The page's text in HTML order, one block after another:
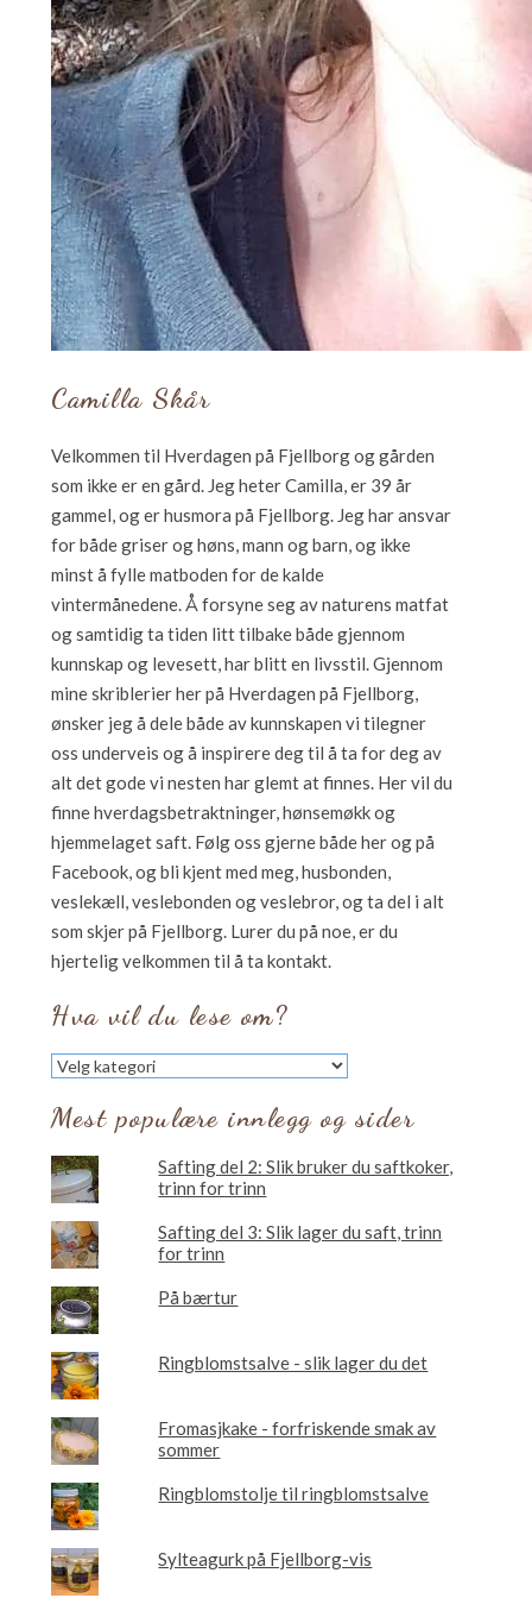
Camilla Skår
Velkommen til Hverdagen på Fjellborg og gården
som ikke er en gård. Jeg heter Camilla, er 39 år
gammel, og er husmora på Fjellborg. Jeg har ansvar
for både griser og høns, mann og barn, og ikke
minst å fylle matboden for de kalde
vintermånedene. Å forsyne seg av naturens matfat
og samtidig ta tiden litt tilbake både gjennom
kunnskap og levesett, har blitt en livsstil. Gjennom
mine skriblerier her på Hverdagen på Fjellborg,
ønsker jeg å dele både av kunnskapen vi tilegner
oss underveis og å inspirere deg til å ta for deg av
alt det gode vi nesten har glemt at finnes. Her vil du
finne hverdagsbetraktninger, hønsemøkk og
hjemmelaget saft. Følg oss gjerne både her og på
Facebook, og bli kjent med meg, husbonden,
veslekæll, veslebonden og veslebror, og ta del i alt
som skjer på Fjellborg. Lurer du på noe, er du
hjertelig velkommen til å ta kontakt.
Hva vil du lese om?
Hva
vil
du
lese
Mest populære innlegg og sider
Safting del 2: Slik bruker du saftkoker,
trinn for trinn
Safting del 3: Slik lager du saft, trinn
for trinn
På bærtur
Ringblomstsalve - slik lager du det
Fromasjkake - forfriskende smak av
sommer
Ringblomstolje til ringblomstsalve
Sylteagurk på Fjellborg-vis